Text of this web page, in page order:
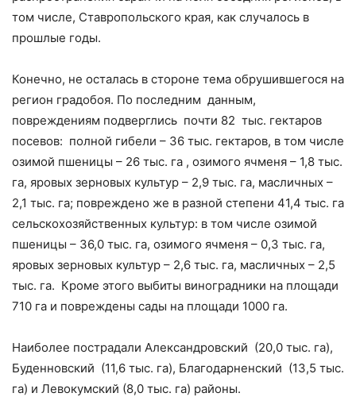
том числе, Ставропольского края, как случалось в
прошлые годы.
Конечно, не осталась в стороне тема обрушившегося на
регион градобоя. По последним данным,
повреждениям подверглись почти 82 тыс. гектаров
посевов: полной гибели – 36 тыс. гектаров, в том числе
озимой пшеницы – 26 тыс. га , озимого ячменя – 1,8 тыс.
га, яровых зерновых культур – 2,9 тыс. га, масличных –
2,1 тыс. га; повреждено же в разной степени 41,4 тыс. га
сельскохозяйственных культур: в том числе озимой
пшеницы – 36,0 тыс. га, озимого ячменя – 0,3 тыс. га,
яровых зерновых культур – 2,6 тыс. га, масличных – 2,5
тыс. га. Кроме этого выбиты виноградники на площади
710 га и повреждены сады на площади 1000 га.
Наиболее пострадали Александровский (20,0 тыс. га),
Буденновский (11,6 тыс. га), Благодарненский (13,5 тыс.
га) и Левокумский (8,0 тыс. га) районы.